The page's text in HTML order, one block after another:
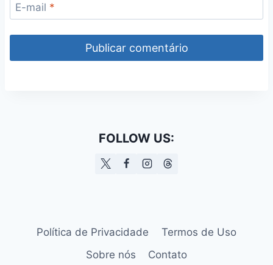
E-mail *
FOLLOW US:
Política de Privacidade
Termos de Uso
Sobre nós
Contato